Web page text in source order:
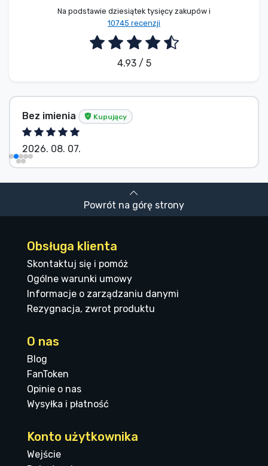
Na podstawie dziesiątek tysięcy zakupów i
10745 recenzji
4.93 / 5
Bez imienia Kupujący
2026. 08. 07.
Powrót na górę strony
Obsługa klienta
Skontaktuj się i pomóż
Ogólne warunki umowy
Informacje o zarządzaniu danymi
Rezygnacja, zwrot produktu
O nas
Blog
FanToken
Opinie o nas
Wysyłka i płatność
Konto użytkownika
Wejście